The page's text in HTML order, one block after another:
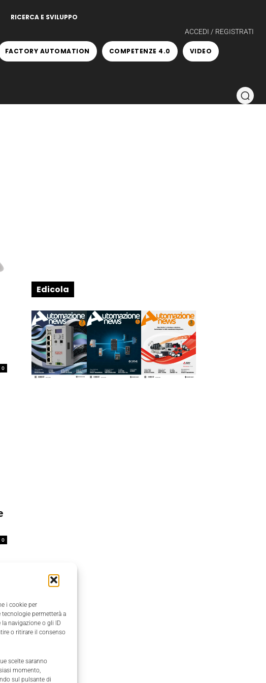
i cookie per
permetterà a
navigazione o gli ID
o ritirare il consenso
scelte saranno
momento,
sul pulsante di
RICERCA E SVILUPPO
ACCEDI / REGISTRATI
FACTORY AUTOMATION COMPETENZE 4.0 VIDEO
0
0
Edicola